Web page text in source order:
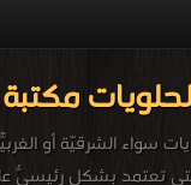
مكتبة
سواء الشرقيّة أو
تعتمد بشكلٍ رئيسيّ